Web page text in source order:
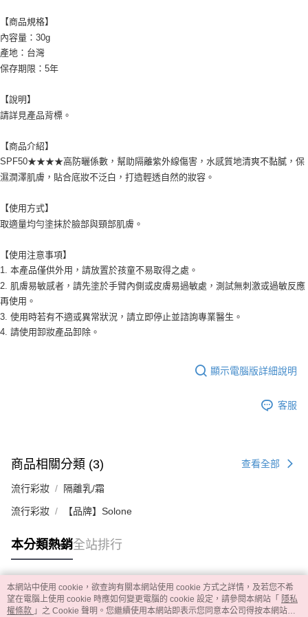
【商品規格】
內容量：30g
產地：台灣
保存期限：5年
【說明】
請詳見產品背標。
【商品介紹】
SPF50★★★★高防曬係數，幫助隔離紫外線傷害，水感質地清爽不黏膩，保
濕潤澤肌膚，貼合底妝不泛白，打造輕透自然的妝容。
【使用方式】
取適量均勻塗抹於臉部與頸部肌膚。
【使用注意事項】
1. 本產品僅供外用，請放置於孩童不易取得之處。
2. 肌膚易敏感者，請先塗於手臂內側或皮膚易過敏處，測試無刺激或過敏反應
再使用。
3. 使用時若有不適或異常狀況，請立即停止並諮詢專業醫生。
4. 請使用卸妝產品卸除。
顯示電腦版詳細說明
客服
商品相關分類 (3) 查看全部
流行彩妝 隔離乳/霜
流行彩妝 【品牌】Solone
本分類熱銷全站排行
熱門標籤
本網站中使用 cookie，欲查詢有關本網站使用 cookie 方式之詳情，及若您不希
望在電腦上使用 cookie 時應如何變更電腦的 cookie 設定，請參閱本網站「 隱私
權條款 」之 Cookie 聲明。您繼續使用本網站即表示您同意本公司得按本網站使